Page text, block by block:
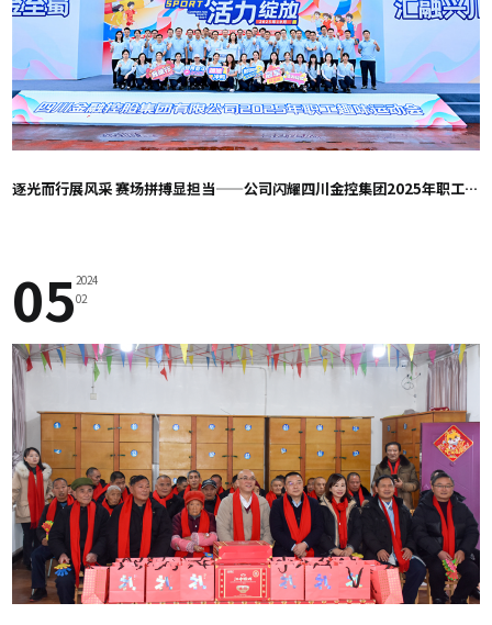
逐光而行展风采 赛场拼搏显担当——公司闪耀四川金控集团2025年职工趣味运动会
052024
02